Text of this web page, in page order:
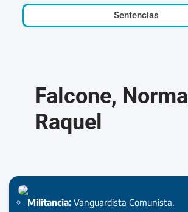
Sentencias
Falcone, Norma
Raquel
Militancia: Vanguardista Comunista.